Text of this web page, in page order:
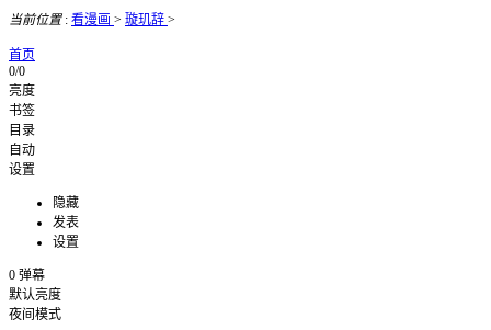
当前位置: 看漫画 > 璇玑辞 >
首页
0/0
亮度
书签
目录
自动
设置
隐藏
发表
设置
0 弹幕
默认亮度
夜间模式